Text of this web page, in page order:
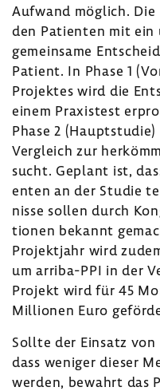
Aufwand möglich.
den Pati­enten mit ein
gemein­same
Patient. In Phase 1
Projektes wird die
einem Praxis­test
Phase 2
Vergleich zur
sucht. Geplant ist,
enten an der Studie
nisse sollen durch
tionen bekannt
Projekt­jahr wird
um arriba-​PPI in der
Projekt wird für 45
Millionen Euro
Sollte der Einsatz
dass weniger dieser
werden, bewahrt das